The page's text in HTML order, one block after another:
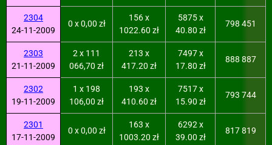
2304
24-11-2009
0 x 0,00 zł
156 x
1022.60 zł
5875 x
40.80 zł
798 451
2303
21-11-2009
2 x 111
066,70 zł
213 x
417.20 zł
7497 x
17.80 zł
888 887
2302
19-11-2009
1 x 198
106,00 zł
193 x
410.60 zł
7517 x
15.90 zł
793 744
2301
17-11-2009
0 x 0,00 zł
163 x
1003.20 zł
6292 x
39.00 zł
817 819